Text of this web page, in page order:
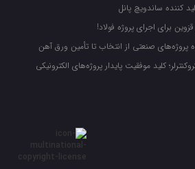
کننده ساندویچ پانل
برای اجرای پروژه فولاد!
پروژه‌های صنعتی از انتخاب تا تأمین ورق آهن
کلید موفقیت پایدار پروژه‌های الکترونیکی